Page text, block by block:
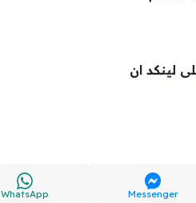
لينكد ان
Messenger
WhatsApp